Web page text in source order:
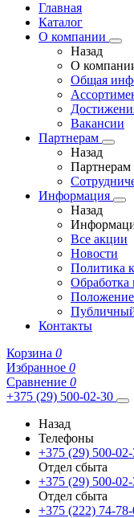
Главная
Каталог
О компании
Назад
О
Общая
Вакансии
Партнерам
Назад
Партнерам
Информация
Назад
Все акции
Новости
Политика
Обработка
Контакты
Корзина 0
Избранное 0
Сравнение 0
+375 (29) 500-02-30
Назад
Телефоны
+375 (29) 500-
Отдел сбыта
+375 (29) 500-02-
Отдел сбыта
+375 (222) 74-